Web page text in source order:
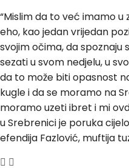
“Mislim da to već imamo
eho, kao jedan vrijedan
svojim očima, da spoznaju
sezati u svom nedjelu, u
da to može biti opasnost
kugle i da se moramo na
moramo uzeti ibret i mi
u Srebrenici je poruka
efendija Fazlović, muftija